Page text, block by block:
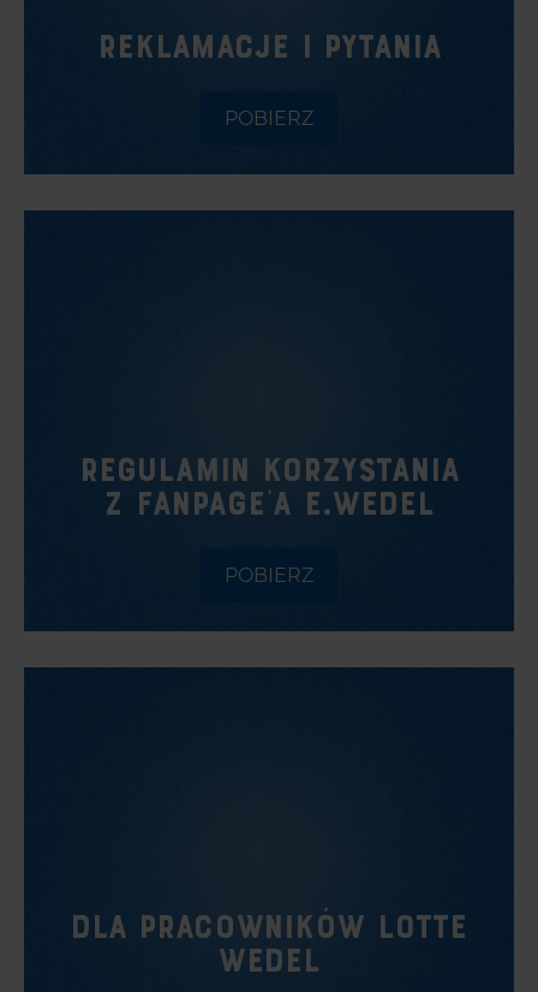
REKLAMACJE I PYTANIA
POBIERZ
REGULAMIN KORZYSTANIA
Z FANPAGE'A E.WEDEL
POBIERZ
DLA PRACOWNIKÓW LOTTE
WEDEL